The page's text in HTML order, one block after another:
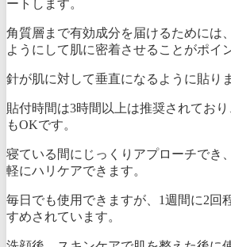
ートします。
角質層まで有効成分を届けるためには
ようにして肌に密着させることがポイ
針が肌に対して垂直になるように貼り
貼付時間は3時間以上は推奨されてお
もOKです。
寝ている間にじっくりアプローチでき
軽にハリケアできます。
毎日でも使用できますが、1週間に2回
すめされています。